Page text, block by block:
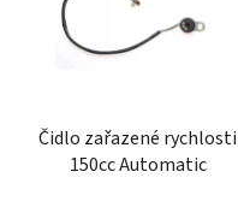
Čidlo zařazené rychlosti
150cc Automatic